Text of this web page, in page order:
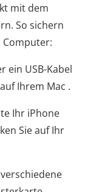
mit dem
So sichern
Computer:
ein USB-Kabel
Ihrem Mac .
Ihr iPhone
Sie auf Ihr